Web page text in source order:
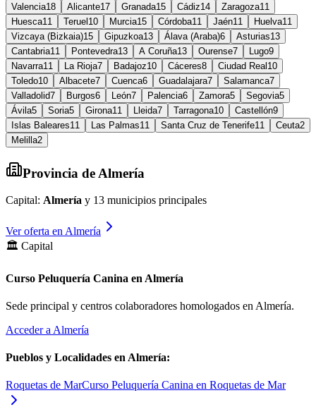
Valencia18 Alicante17 Granada15 Cádiz14 Zaragoza11
Huesca11 Teruel 10 Murcia15 Córdoba11 Jaén11 Huelva11
Vizcaya (Bizkaia)15 Gipuzkoa13 Álava (Araba)6 Asturias13
Cantabria11 Pontevedra13 A Coruña13 Ourense7 Lugo9
Navarra11 La Rioja7 Badajoz10 Cáceres8 Ciudad Real 10
Toledo10 Albacete7 Cuenca6 Guadalajara7 Salamanca7
Valladolid7 Burgos6 León7 Palencia6 Zamora5 Segovia5
Ávila5 Soria5 Girona11 Lleida7 Tarragona10 Castellón9
Islas Baleares11 Las Palmas11 Santa Cruz de Tenerife11 Ceuta2
Melilla2
Provincia de Almería
Capital: Almería y 13 municipios principales
Ver oferta en Almería
🏛️ Capital
Curso Peluquería Canina en Almería
Sede principal y centros colaboradores homologados en Almería.
Acceder a Almería
Pueblos y Localidades en Almería:
Roquetas de MarCurso Peluquería Canina en Roquetas de Mar